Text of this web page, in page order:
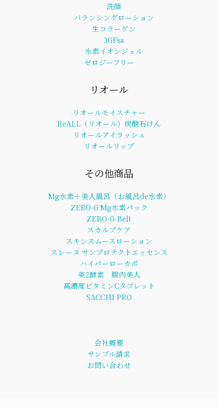
洗顔
バランシングローション
生コラーゲン
3GFsa
水素イオンジェル
ゼロジーフリー
リオール
リオールモイスチャー
ReALL（リオール）炭酸石けん
リオールアイラッシュ
リオールリップ
その他商品
Mg水素＋美人風呂（お風呂de水素）
ZERO-G Mg水素パック
ZERO-G-Belt
スカルプケア
スキンスムースローション
スレーヌ サンプロテクトエッセンス
ハイパーローカボ
美2酵素 腸内美人
高濃度ビタミンCタブレット
SACCHI PRO
会社概要
サンプル請求
お問い合わせ